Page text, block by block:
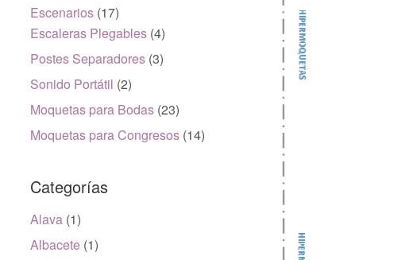
Escenarios (17)
Escaleras Plegables (4)
Postes Separadores (3)
Sonido Portátil (2)
Moquetas para Bodas (23)
Moquetas para Congresos (14)
Categorías
Alava (1)
Albacete (1)